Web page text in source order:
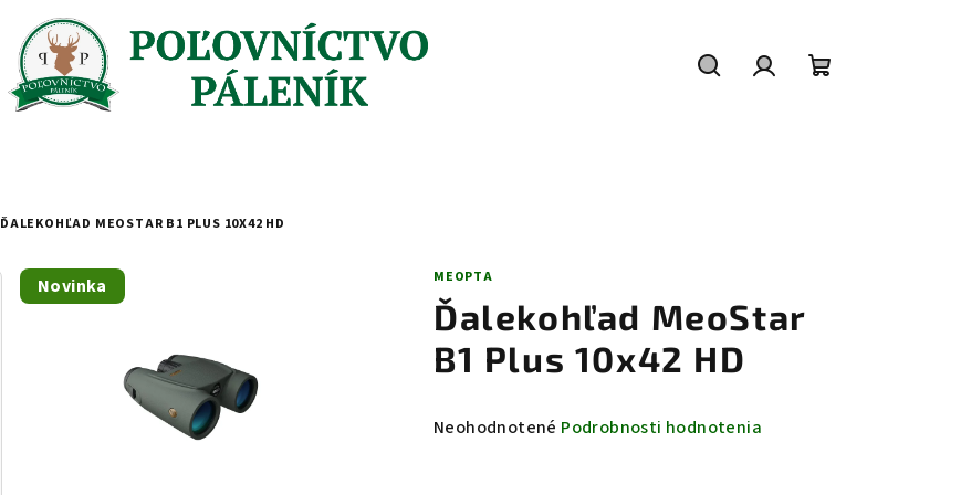
ĎALEKOHĽAD MEOSTAR B1 PLUS 10X42 HD
MEOPTA
Ďalekohľad MeoStar
B1 Plus 10x42 HD
Priemerné
Neohodnotené Podrobnosti hodnotenia
Novinka